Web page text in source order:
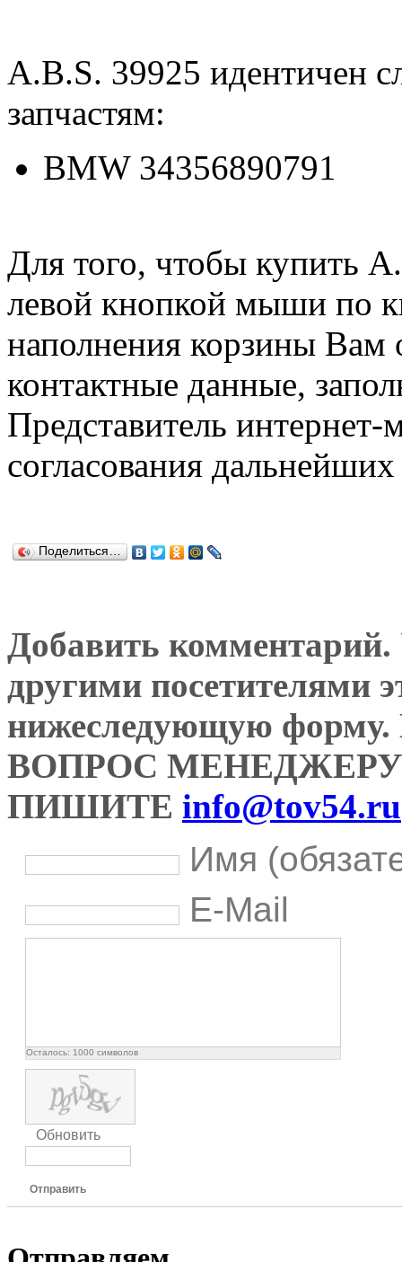
A.B.S. 39925 идентичен
запчастям:
BMW 34356890791
Для того, чтобы купить
левой кнопкой мыши по
наполнения корзины Вам
контактные данные,
Представитель
согласования
Поделиться…
Добавить комментарий.
другими посетителями
нижеследующую
ВОПРОС
ПИШИТЕ info@tov54.ru
Имя
E-Mail
Осталось: 1000 символов
Обновить
Отправить